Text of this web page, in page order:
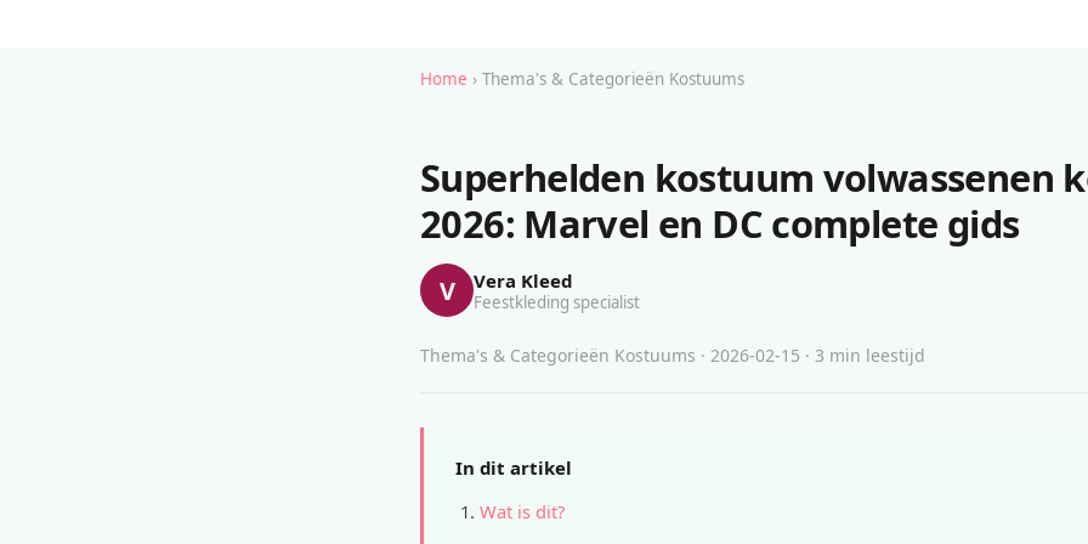
Home › Thema's & Categorieën Kostuums
Superhelden kostuum volwassenen
2026: Marvel en DC complete gids
V Vera Kleed
Feestkleding specialist
Thema's & Categorieën Kostuums · 2026-02-15 · 3 min leestijd
In dit artikel
Wat is dit?